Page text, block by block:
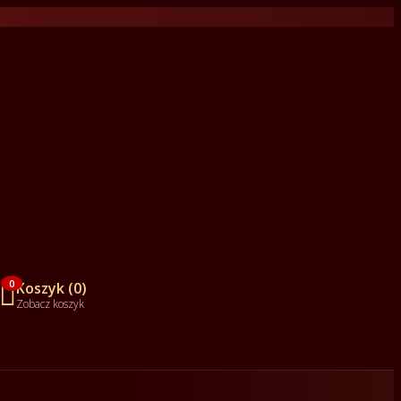

0Koszyk (0)
Zobacz koszyk